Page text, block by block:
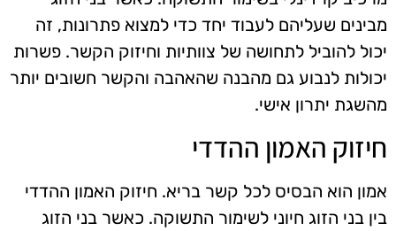
מבינים שעליהם לעבוד יחד כדי למצוא פתרונות, זה
יכול להוביל לתחושה של צוותיות וחיזוק הקשר. פשרות
יכולות לנבוע גם מהבנה שהאהבה והקשר חשובים יותר
מהשגת יתרון אישי.
חיזוק האמון ההדדי
אמון הוא הבסיס לכל קשר בריא. חיזוק האמון ההדדי
בין בני הזוג חיוני לשימור התשוקה. כאשר בני הזוג